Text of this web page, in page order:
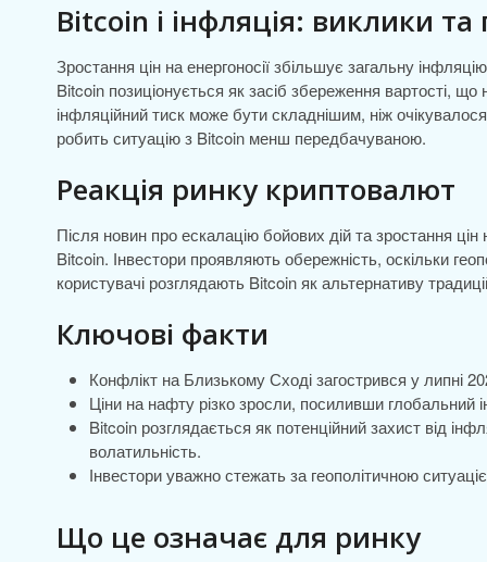
Bitcoin і інфляція: виклики та
Зростання цін на енергоносії збільшує загальну
Bitcoin позиціонується як засіб збереження вартості,
інфляційний тиск може бути складнішим, ніж
робить ситуацію з Bitcoin менш передбачуваною.
Реакція ринку криптовалют
Після новин про ескалацію бойових дій та зростання
Bitcoin. Інвестори проявляють обережність, оскільки
користувачі розглядають Bitcoin як альтернативу
Ключові факти
Конфлікт на Близькому Сході загострився у липні
Ціни на нафту різко зросли, посиливши глобальний
Bitcoin розглядається як потенційний захист від
волатильність.
Інвестори уважно стежать за геополітичною
Що це означає для ринку